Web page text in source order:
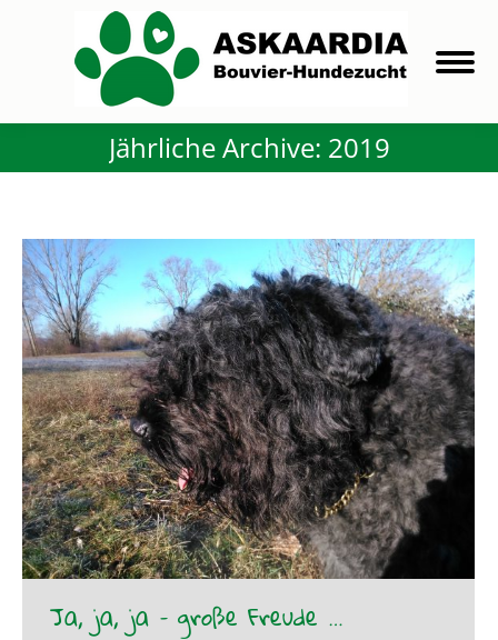
Jährliche Archive: 2019
Ja, ja, ja – große Freude …